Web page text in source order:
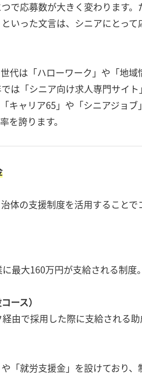
で応募数が大きく変わります。
いった文言は、シニアにとっ
代は「ハローワーク」や「地
は「シニア向け求人専門サイ
キャリア65」や「シニアジョ
を誇ります。
体の支援制度を活用すること
最大160万円が支給される制度。
ース）
由で採用した際に支給される助
「就労支援金」を設けており、